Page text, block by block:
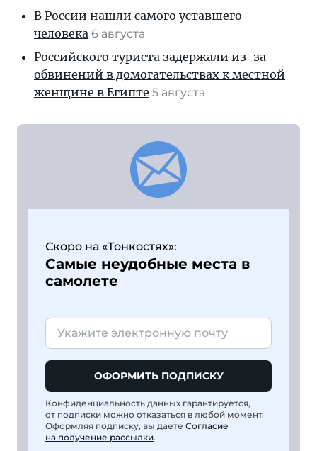
В России нашли самого уставшего
человека 6 августа
Российского туриста задержали из-за
обвинений в домогательствах к местной
женщине в Египте 5 августа
Скоро на «Тонкостях»:
Самые неудобные места в
самолете
ОФОРМИТЬ ПОДПИСКУ
Конфиденциальность данных гарантируется,
от подписки можно отказаться в любой момент.
Оформляя подписку, вы даете Согласие
на получение рассылки.